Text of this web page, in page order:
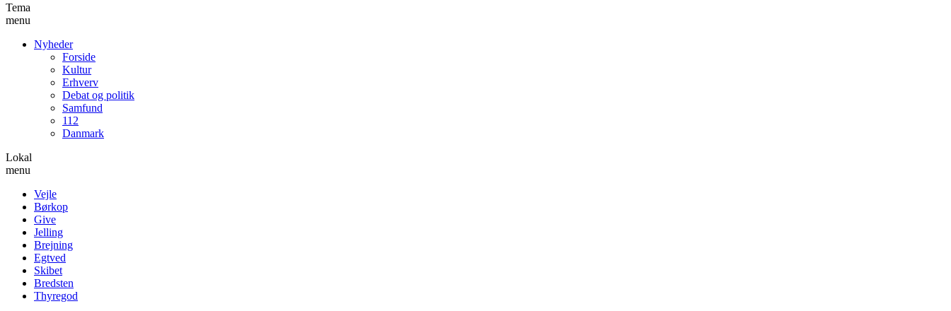
Tema
menu
Nyheder
Forside
Kultur
Erhverv
Debat og politik
Samfund
112
Danmark
Lokal
menu
Vejle
Børkop
Give
Jelling
Brejning
Egtved
Skibet
Bredsten
Thyregod